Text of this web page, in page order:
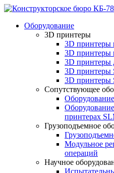
Оборудование
3D принтеры
3D принтеры
3D принтеры
3D принтеры
3D принтеры
3D принтеры
Сопутствующее
принтерах
Грузоподъемное
Модульное
операций
Научное